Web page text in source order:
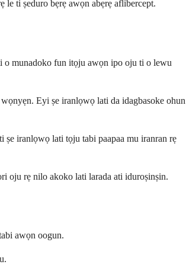
ti ṣeduro bẹrẹ awọn abẹrẹ aflibercept.
o munadoko fun itọju awọn ipo oju ti o lewu
Eyi ṣe iranlọwọ lati da idagbasoke ohun
iranlọwọ lati tọju tabi paapaa mu iranran rẹ
oju rẹ nilo akoko lati larada ati iduroṣinṣin.
awọn oogun.